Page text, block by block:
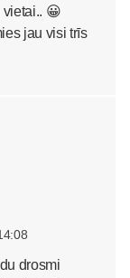
😀
jau visi trīs
drosmi